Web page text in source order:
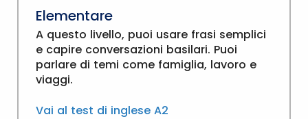
Elementare
A questo livello, puoi usare frasi semplici
e capire conversazioni basilari. Puoi
parlare di temi come famiglia, lavoro e
viaggi.
Vai al test di inglese A2